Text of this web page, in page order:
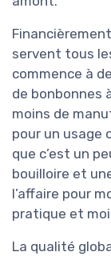
servent tous
commence à
de bonbonnes
moins de
pour un usage
que c’est un
bouilloire et
l’affaire pour
pratique et
La qualité